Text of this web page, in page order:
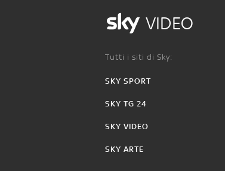
VIDEO
Tutti i siti di Sky:
SKY SPORT
SKY TG 24
SKY VIDEO
SKY ARTE